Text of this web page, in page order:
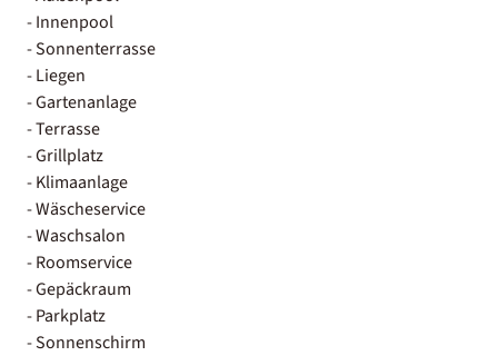
- Innenpool
- Sonnenterrasse
- Liegen
- Gartenanlage
- Terrasse
- Grillplatz
- Klimaanlage
- Wäscheservice
- Waschsalon
- Roomservice
- Gepäckraum
- Parkplatz
- Sonnenschirm